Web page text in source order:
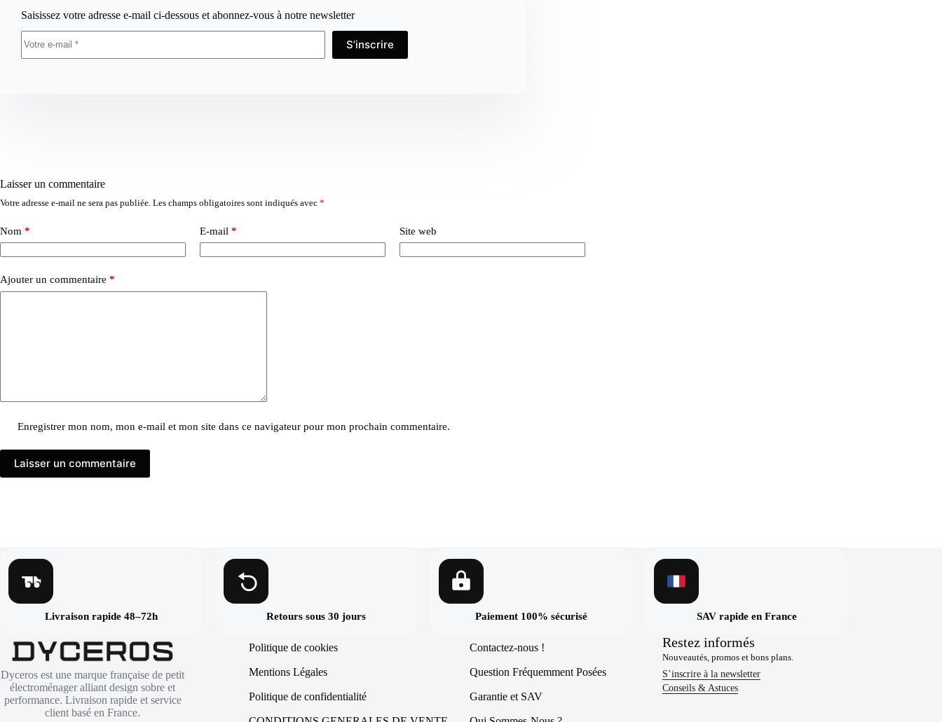
Saisissez votre adresse e-mail ci-dessous et abonnez-vous à notre newsletter
S’inscrire
Laisser un commentaire
Votre adresse e-mail ne sera pas publiée. Les champs obligatoires sont indiqués avec *
Nom * E-mail * Site web
Ajouter un commentaire *
Enregistrer mon nom, mon e-mail et mon site dans ce navigateur pour mon prochain commentaire.
Laisser un commentaire
Livraison rapide 48–72h Retours sous 30 jours Paiement 100% sécurisé SAV rapide en France
Dyceros est une marque française de petit
électroménager alliant design sobre et
performance. Livraison rapide et service
client basé en France.
Politique de cookies
Mentions Légales
Politique de confidentialité
Contactez-nous !
Question Fréquemment Posées
Garantie et SAV
Restez informés
Nouveautés, promos et bons plans.
S’inscrire à la newsletter
Conseils & Astuces